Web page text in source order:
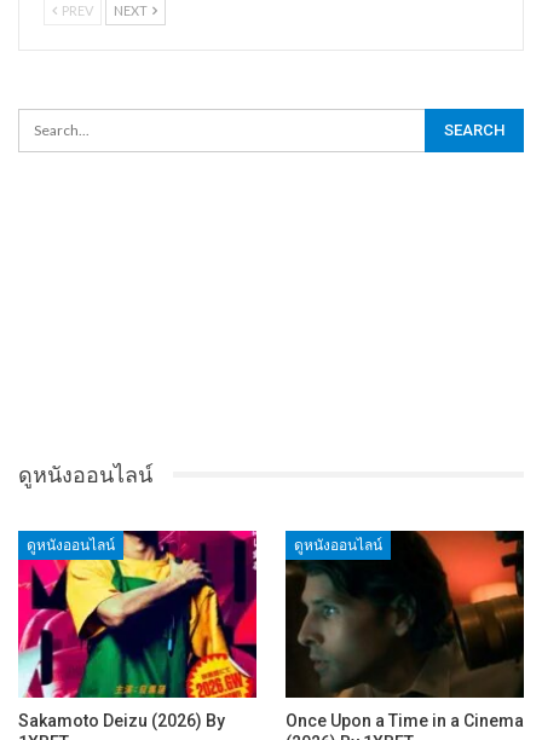
PREV NEXT
ดูหนังออนไลน์
ดูหนังออนไลน์
Sakamoto Deizu (2026) By
ดูหนังออนไลน์
Once Upon a Time in a Cinema